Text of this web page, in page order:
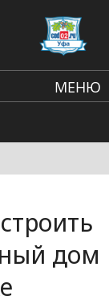
МЕНЮ
Городские
дом